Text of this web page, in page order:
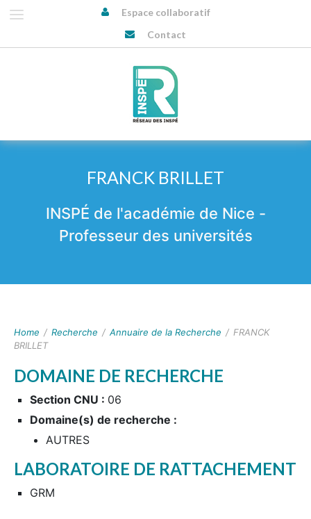
Espace collaboratif
Contact
FRANCK BRILLET
INSPÉ de l'académie de Nice -
Professeur des universités
Home / Recherche / Annuaire de la Recherche / FRANCK
BRILLET
DOMAINE DE RECHERCHE
Section CNU : 06
Domaine(s) de recherche :
AUTRES
LABORATOIRE DE RATTACHEMENT
GRM